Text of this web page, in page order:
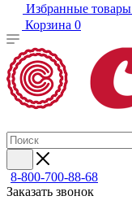
Избранные товары
Корзина 0
8-800-700-88-68
Заказать звонок